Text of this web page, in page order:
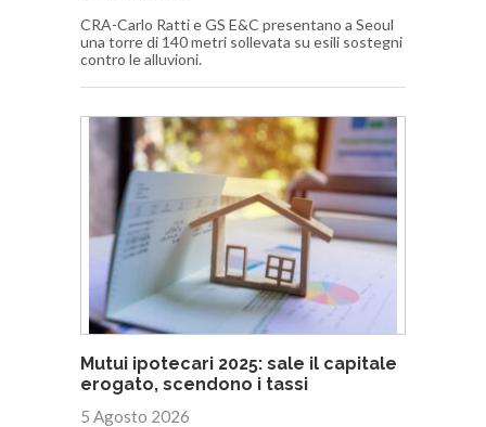
CRA-Carlo Ratti e GS E&C presentano a Seoul
una torre di 140 metri sollevata su esili sostegni
contro le alluvioni.
Mutui ipotecari 2025: sale il capitale
erogato, scendono i tassi
5 Agosto 2026